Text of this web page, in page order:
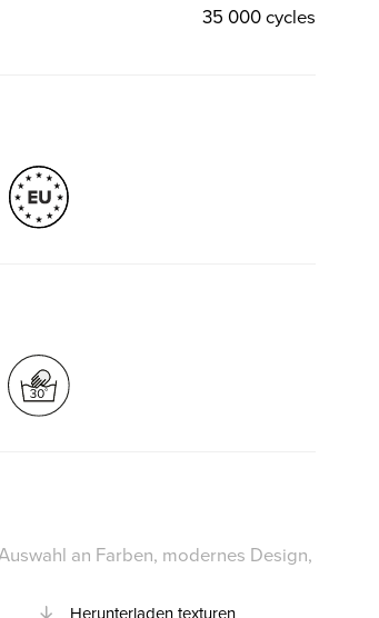
35 000 cycles
an Farben, modernes Design,
Herunterladen texturen